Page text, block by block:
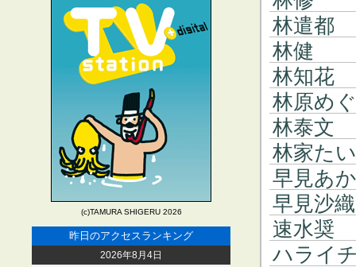
(c)TAMURA SHIGERU 2026
昨日のアクセスランキング
2026年8月4日
林遣都
林健
林知花
林原め
林泰文
林家た
早見あ
早見沙織
速水奨
ハライ